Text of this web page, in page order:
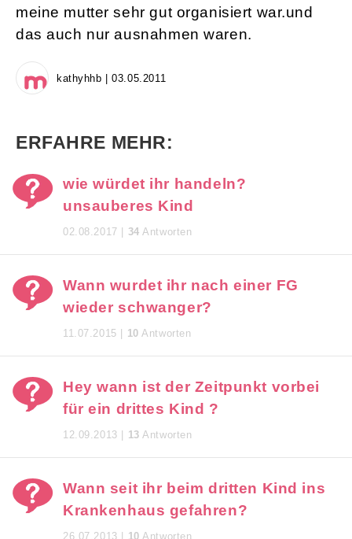
meine mutter sehr gut organisiert war.und
das auch nur ausnahmen waren.
kathyhhb | 03.05.2011
ERFAHRE MEHR:
wie würdet ihr handeln?
unsauberes Kind
02.08.2017 | 34 Antworten
Wann wurdet ihr nach einer FG
wieder schwanger?
11.07.2015 | 10 Antworten
Hey wann ist der Zeitpunkt vorbei
für ein drittes Kind ?
12.09.2013 | 13 Antworten
Wann seit ihr beim dritten Kind ins
Krankenhaus gefahren?
26.07.2013 | 10 Antworten